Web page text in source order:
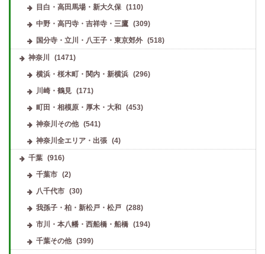
目白・高田馬場・新大久保
(110)
中野・高円寺・吉祥寺・三鷹
(309)
国分寺・立川・八王子・東京郊外
(518)
神奈川
(1471)
横浜・桜木町・関内・新横浜
(296)
川崎・鶴見
(171)
町田・相模原・厚木・大和
(453)
神奈川その他
(541)
神奈川全エリア・出張
(4)
千葉 (916)
千葉市
(2)
八千代市
(30)
我孫子・柏・新松戸・松戸
(288)
市川・本八幡・西船橋・船橋
(194)
千葉その他
(399)